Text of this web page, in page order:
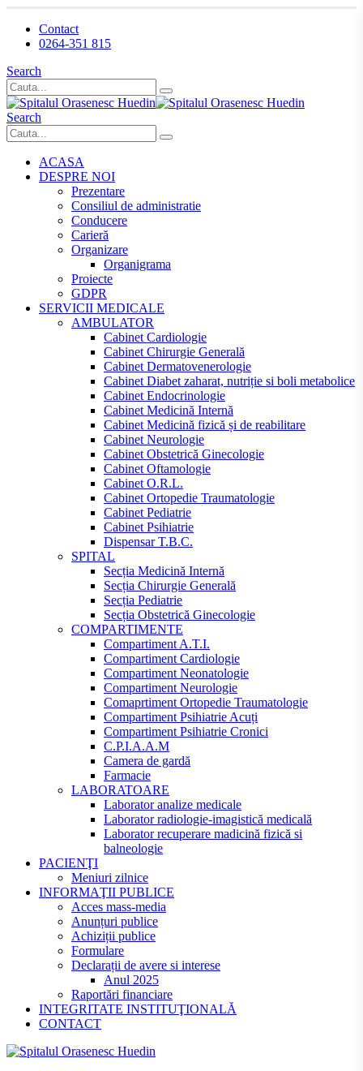
Contact
0264-351 815
Search
Search
ACASA
DESPRE NOI
Prezentare
Consiliul de administratie
Conducere
Carieră
Organizare
Organigrama
Proiecte
GDPR
SERVICII MEDICALE
AMBULATOR
Cabinet Cardiologie
Cabinet Chirurgie Generală
Cabinet Dermatovenerologie
Cabinet Diabet zaharat, nutriție si boli metabolice
Cabinet Endocrinologie
Cabinet Medicină Internă
Cabinet Medicină fizică și de reabilitare
Cabinet Neurologie
Cabinet Obstetrică Ginecologie
Cabinet Oftamologie
Cabinet O.R.L.
Cabinet Ortopedie Traumatologie
Cabinet Pediatrie
Cabinet Psihiatrie
Dispensar T.B.C.
SPITAL
Secția Medicină Internă
Secția Chirurgie Generală
Secția Pediatrie
Secția Obstetrică Ginecologie
COMPARTIMENTE
Compartiment A.T.I.
Compartiment Cardiologie
Compartiment Neonatologie
Compartiment Neurologie
Comaprtiment Ortopedie Traumatologie
Compartiment Psihiatrie Acuți
Compartiment Psihiatrie Cronici
C.P.I.A.A.M
Camera de gardă
Farmacie
LABORATOARE
Laborator analize medicale
Laborator radiologie-imagistică medicală
Laborator recuperare madicină fizică si
balneologie
PACIENŢI
Meniuri zilnice
INFORMAŢII PUBLICE
Acces mass-media
Anunțuri publice
Achiziții publice
Formulare
Declarații de avere si interese
Anul 2025
Raportări financiare
INTEGRITATE INSTITUŢIONALĂ
CONTACT